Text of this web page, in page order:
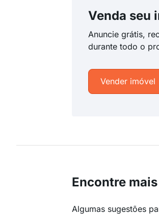
Venda seu
Anuncie grátis,
durante todo o
Vender imóvel
Encontre
Algumas sugestões